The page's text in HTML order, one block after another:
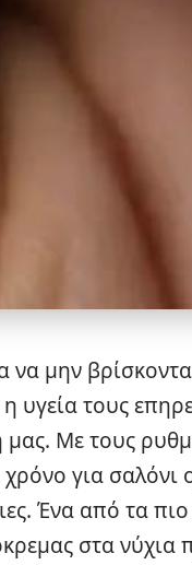
να μην
υγεία τους
Με τους
για σαλόνι
Ένα από τα
στα νύχια